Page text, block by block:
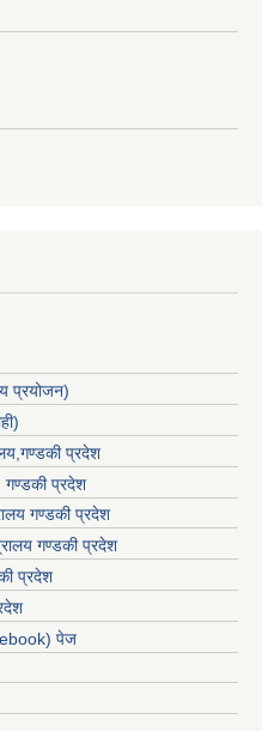
प्रयोजन)
प्रदेश
गण्डकी प्रदेश
गण्डकी प्रदेश
गण्डकी प्रदेश
प्रदेश
पेज